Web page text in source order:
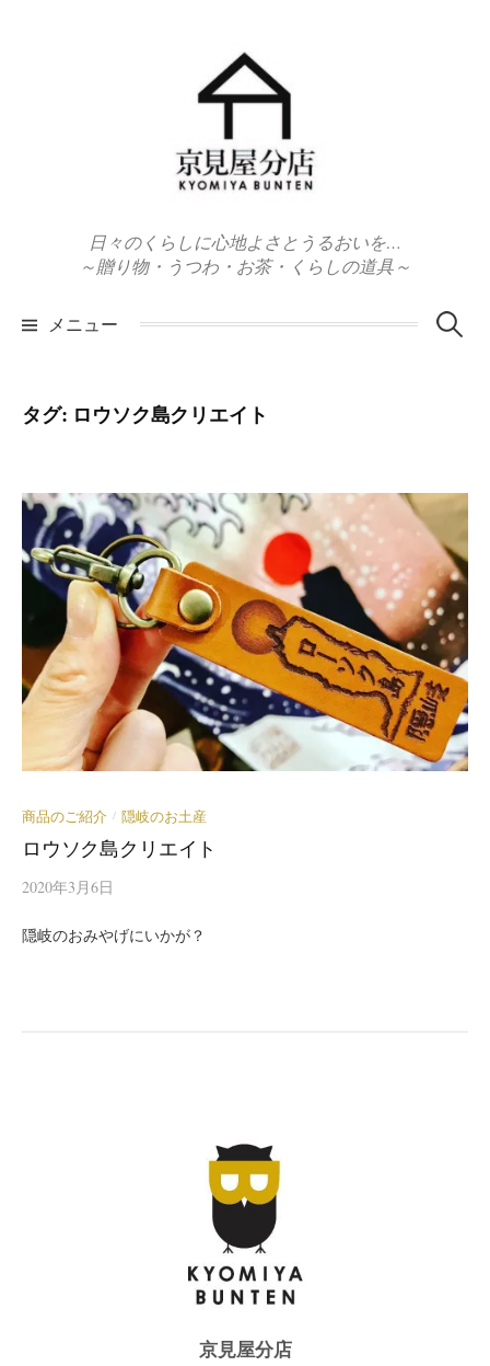
日々のくらしに心地よさとうるおいを…
～贈り物・うつわ・お茶・くらしの道具～
メニュー 検
タグ: ロウソク島クリエイト
商品のご紹介 / 隠岐のお土産
ロウソク島クリエイト
2020年3月6日
隠岐のおみやげにいかが？
京見屋分店